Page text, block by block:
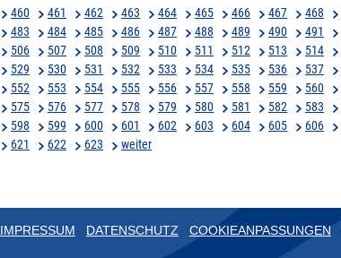
460 461 462 463 464 465 466 467 468
483 484 485 486 487 488 489 490 491
506 507 508 509 510 511 512 513 514
529 530 531 532 533 534 535 536 537
552 553 554 555 556 557 558 559 560
575 576 577 578 579 580 581 582 583
598 599 600 601 602 603 604 605 606
621 622 623 weiter
IMPRESSUM DATENSCHUTZ COOKIEANPASSUNGEN